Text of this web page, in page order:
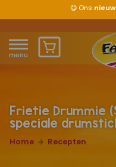
😋 Ons
menu
Waar ben
Frietie Drummie
speciale
Home Recepten